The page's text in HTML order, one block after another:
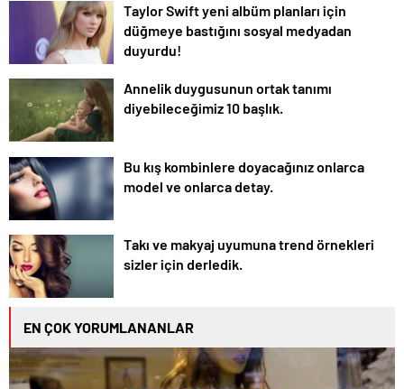
Taylor Swift yeni albüm planları için
düğmeye bastığını sosyal medyadan
duyurdu!
Annelik duygusunun ortak tanımı
diyebileceğimiz 10 başlık.
Bu kış kombinlere doyacağınız onlarca
model ve onlarca detay.
Takı ve makyaj uyumuna trend örnekleri
sizler için derledik.
EN ÇOK YORUMLANANLAR